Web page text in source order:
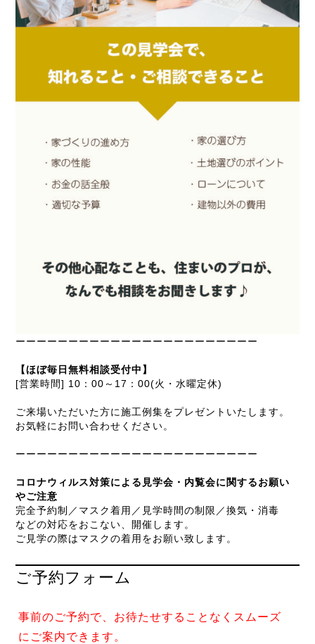
ーーーーーーーーーーーーーーーーーーーーーーー
【ほぼ毎日無料相談受付中】
[営業時間] 10：00～17：00(火・水曜定休)
ご来場いただいた方に施工例集をプレゼントいたします。
お気軽にお問い合わせください。
ーーーーーーーーーーーーーーーーーーーーーーー
コロナウィルス対策による見学会・内覧会に関するお願い
やご注意
完全予約制／マスク着用／見学時間の制限／換気・消毒
などの対応をおこない、開催します。
ご見学の際はマスクの着用をお願い致します。
ご予約フォーム
事前のご予約で、お待たせすることなくスムーズ
にご案内できます。